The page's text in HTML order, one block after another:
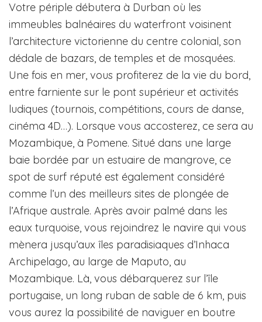
Votre périple débutera à Durban où les
immeubles balnéaires du waterfront voisinent
l’architecture victorienne du centre colonial, son
dédale de bazars, de temples et de mosquées.
Une fois en mer, vous profiterez de la vie du bord,
entre farniente sur le pont supérieur et activités
ludiques (tournois, compétitions, cours de danse,
cinéma 4D…). Lorsque vous accosterez, ce sera au
Mozambique, à Pomene. Situé dans une large
baie bordée par un estuaire de mangrove, ce
spot de surf réputé est également considéré
comme l’un des meilleurs sites de plongée de
l’Afrique australe. Après avoir palmé dans les
eaux turquoise, vous rejoindrez le navire qui vous
mènera jusqu’aux îles paradisiaques d’Inhaca
Archipelago, au large de Maputo, au
Mozambique. Là, vous débarquerez sur l’île
portugaise, un long ruban de sable de 6 km, puis
vous aurez la possibilité de naviguer en boutre